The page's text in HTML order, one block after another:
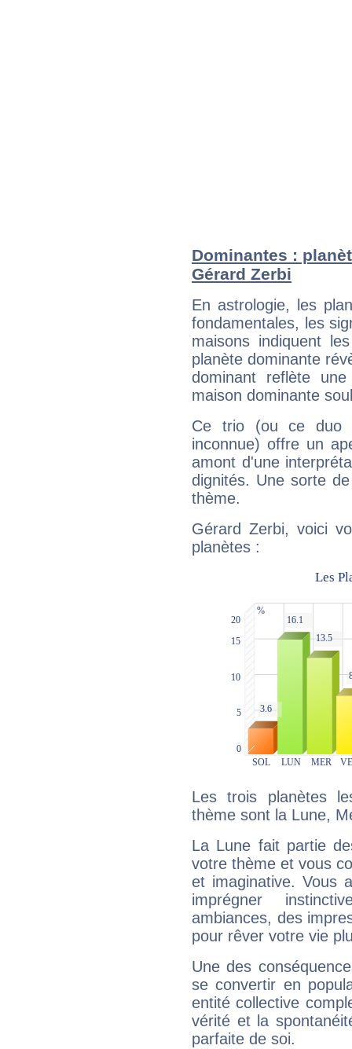
Dominantes :
Gérard Zerbi
En astrologie, les
fondamentales, les
maisons indiquent
planète dominante
dominant reflète
maison dominante
Ce trio (ou ce duo
inconnue) offre un
amont d'une
dignités. Une sorte
thème.
Gérard Zerbi, voici
planètes :
Les trois planètes
thème sont la Lune,
La Lune fait partie
votre thème et vous
et imaginative. Vous
imprégner
ambiances, des
pour rêver votre vie
Une des
se convertir en
entité collective
vérité et la
parfaite de soi.